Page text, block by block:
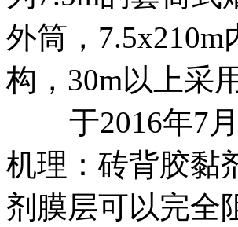
外筒，
构，30m以上采
于2016年7月
机理：砖背胶黏
剂膜层可以完全